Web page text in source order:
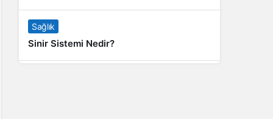
Sağlık
Sinir Sistemi Nedir?